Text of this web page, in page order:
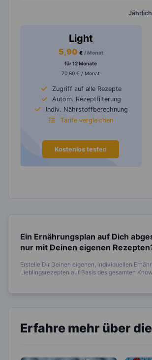
Light
5,90 € / Monat
für 12 Monate
70,80 € / Monat
Zugriff auf alle Rezepte
Autom. Rezeptfilterung
Indiv. Nährstoffberechnung
Tarife vergleichen
Kostenlos testen
Ein Ernährungsplan auf Dich
nur mit Deinen eigenen
Erstelle Dir Deinen eigenen, individuellen
Lieblingsrezepten auf Basis des gesamten
Erfahre mehr über